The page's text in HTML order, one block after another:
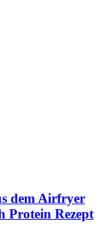
dem Airfryer
Protein Rezept